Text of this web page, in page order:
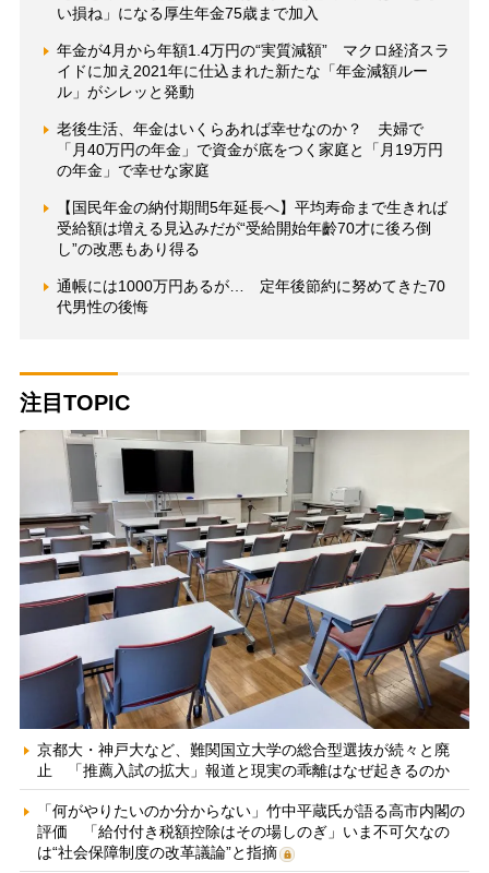
い損ね」になる厚生年金75歳まで加入
年金が4月から年額1.4万円の“実質減額” マクロ経済スラ
イドに加え2021年に仕込まれた新たな「年金減額ルー
ル」がシレッと発動
老後生活、年金はいくらあれば幸せなのか？ 夫婦で
「月40万円の年金」で資金が底をつく家庭と「月19万円
の年金」で幸せな家庭
【国民年金の納付期間5年延長へ】平均寿命まで生きれば
受給額は増える見込みだが“受給開始年齡70才に後ろ倒
し”の改悪もあり得る
通帳には1000万円あるが… 定年後節約に努めてきた70
代男性の後悔
注目TOPIC
京都大・神戸大など、難関国立大学の総合型選抜が続々と廃
止 「推薦入試の拡大」報道と現実の乖離はなぜ起きるのか
「何がやりたいのか分からない」竹中平蔵氏が語る高市内閣の
評価 「給付付き税額控除はその場しのぎ」いま不可欠なの
は“社会保障制度の改革議論”と指摘